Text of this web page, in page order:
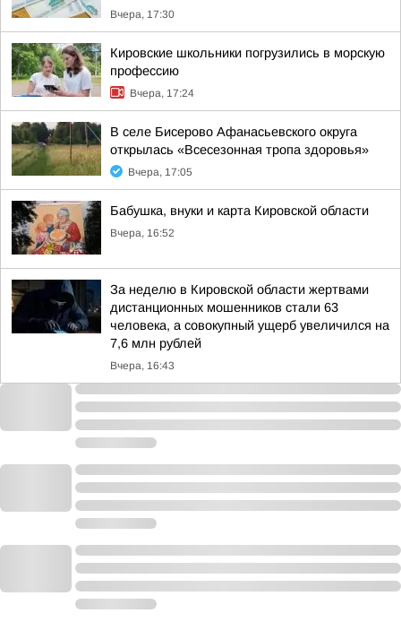
Вчера, 17:30
Кировские школьники погрузились в морскую
профессию
Вчера, 17:24
В селе Бисерово Афанасьевского округа
открылась «Всесезонная тропа здоровья»
Вчера, 17:05
Бабушка, внуки и карта Кировской области
Вчера, 16:52
За неделю в Кировской области жертвами
дистанционных мошенников стали 63
человека, а совокупный ущерб увеличился на
7,6 млн рублей
Вчера, 16:43